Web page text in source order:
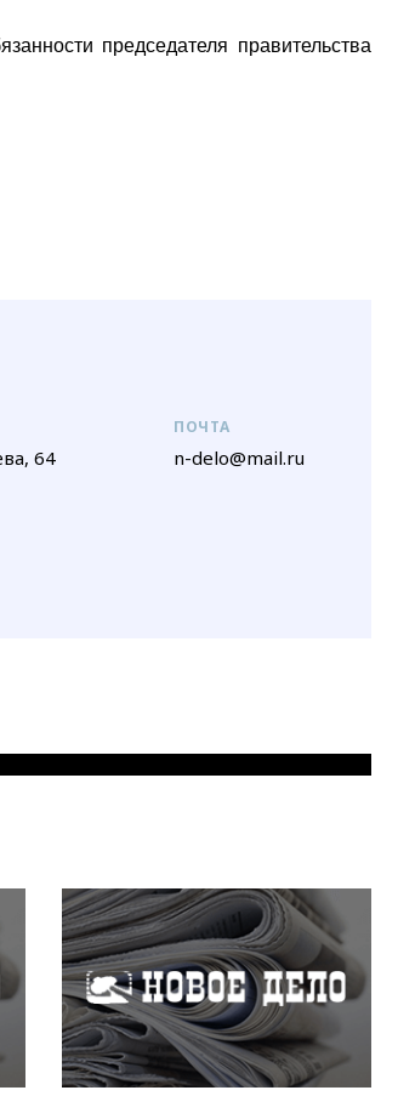
председателя правительства
64
ПОЧТА
n-delo@mail.ru